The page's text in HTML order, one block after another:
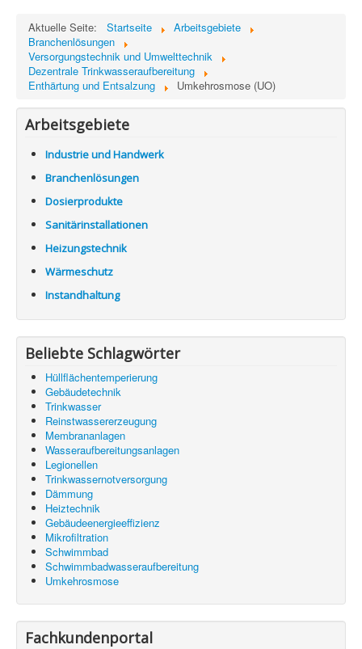
Aktuelle Seite: Startseite
Arbeitsgebiete
Branchenlösungen
Versorgungstechnik und Umwelttechnik
Dezentrale Trinkwasseraufbereitung
Enthärtung und Entsalzung
Umkehrosmose (UO)
Arbeitsgebiete
Industrie und Handwerk
Branchenlösungen
Dosierprodukte
Sanitärinstallationen
Heizungstechnik
Wärmeschutz
Instandhaltung
Beliebte Schlagwörter
Hüllflächentemperierung
Gebäudetechnik
Trinkwasser
Reinstwassererzeugung
Membrananlagen
Wasseraufbereitungsanlagen
Legionellen
Trinkwassernotversorgung
Dämmung
Heiztechnik
Gebäudeenergieeffizienz
Mikrofiltration
Schwimmbad
Schwimmbadwasseraufbereitung
Umkehrosmose
Fachkundenportal